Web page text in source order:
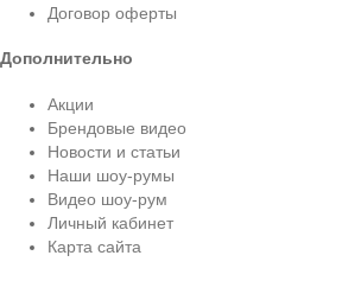
Договор оферты
Дополнительно
Акции
Брендовые видео
Новости и статьи
Наши шоу-румы
Видео шоу-рум
Личный кабинет
Карта сайта